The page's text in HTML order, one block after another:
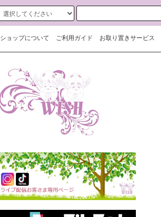
ショップについて ご利用ガイド お取り置きサービス